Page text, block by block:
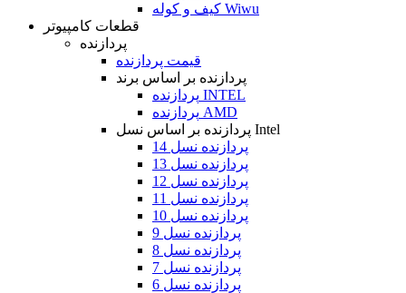
کیف و کوله Wiwu
قطعات کامپیوتر
پردازنده
قیمت پردازنده
پردازنده بر اساس برند
پردازنده INTEL
پردازنده AMD
پردازنده بر اساس نسل Intel
پردازنده نسل 14
پردازنده نسل 13
پردازنده نسل 12
پردازنده نسل 11
پردازنده نسل 10
پردازنده نسل 9
پردازنده نسل 8
پردازنده نسل 7
پردازنده نسل 6